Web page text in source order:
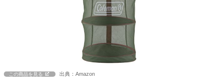
この商品を見る 出典：Amazon